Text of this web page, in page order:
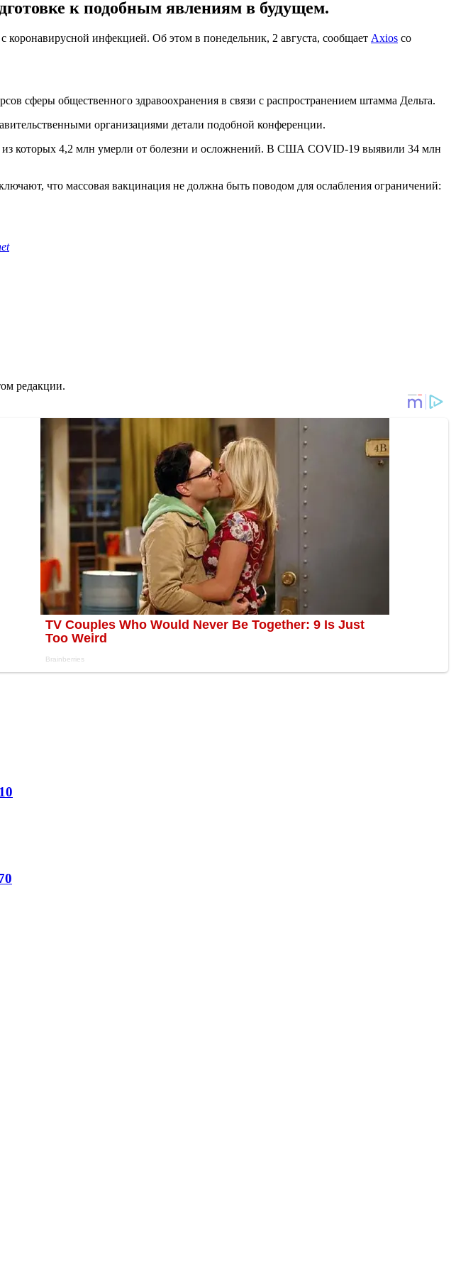
к подобным явлениям в будущем.
коронавирусной инфекцией. Об этом в понедельник, 2 августа, сообщает Axios со
сферы общественного здравоохранения в связи с распространением штамма Дельта.
организациями детали подобной конференции.
которых 4,2 млн умерли от болезни и осложнений. В США COVID-19 выявили 34 млн
что массовая вакцинация не должна быть поводом для ослабления ограничений:
редакции.